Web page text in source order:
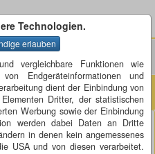
Technologien.
vergleichbare Funktionen wie
Endgeräteinformationen und
dient der Einbindung von
Dritter, der statistischen
Werbung sowie der Einbindung
werden dabei Daten an Dritte
in denen kein angemessenes
USA und von diesen verarbeitet.
bis 100 » Fotorätsel 11 bis 20 »
Augen an?